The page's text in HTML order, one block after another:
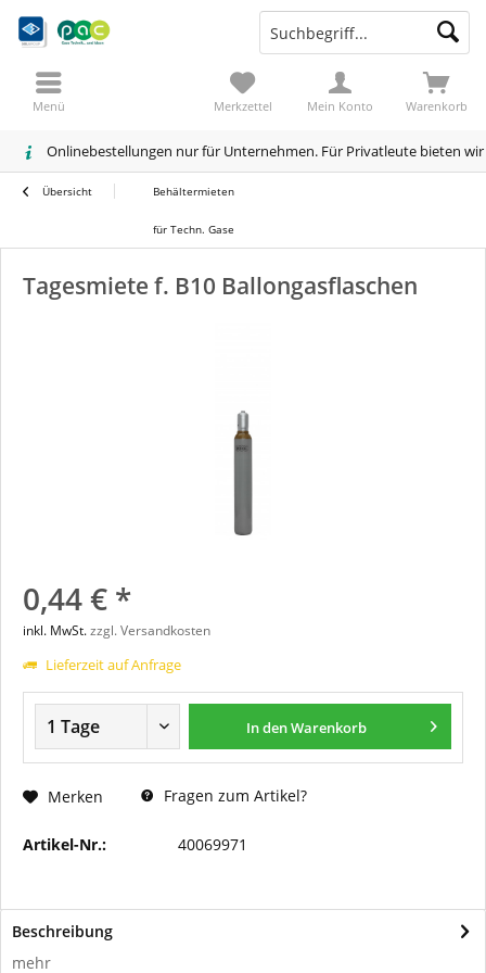
Onlinebestellungen nur für Unternehmen. Für Privatleute bieten
Warenkorb
Merkzettel Mein Konto
Menü
Übersicht Behältermieten
für Techn. Gase
Tagesmiete f. B10 Ballongasflaschen
0,44 € *
inkl. MwSt.zzgl. Versandkosten
Lieferzeit auf Anfrage
In denWarenkorb
Merken Fragen zum Artikel?
Artikel-Nr.: 40069971
Beschreibung
mehr